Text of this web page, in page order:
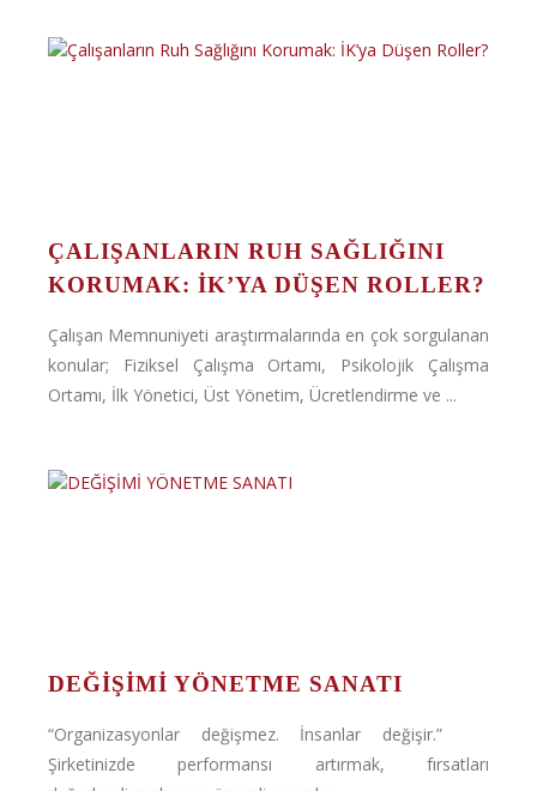
ÇALIŞANLARIN RUH SAĞLIĞINI
KORUMAK: İK’YA DÜŞEN ROLLER?
Çalışan Memnuniyeti araştırmalarında en çok sorgulanan
konular; Fiziksel Çalışma Ortamı, Psikolojik Çalışma
Ortamı, İlk Yönetici, Üst Yönetim, Ücretlendirme ve ...
DEĞİŞİMİ YÖNETME SANATI
“Organizasyonlar değişmez. İnsanlar değişir.”
Şirketinizde performansı artırmak, fırsatları